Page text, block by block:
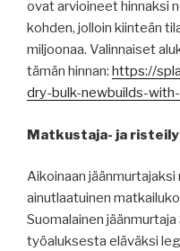
ovat arvioineet hinnaksi
kohden, jolloin kiinteän
miljoonaa. Valinnaiset
tämän hinnan: https://
dry-bulk-newbuilds-
Matkustaja- ja
Aikoinaan
ainutlaatuinen
Suomalainen
työaluksesta eläväksi